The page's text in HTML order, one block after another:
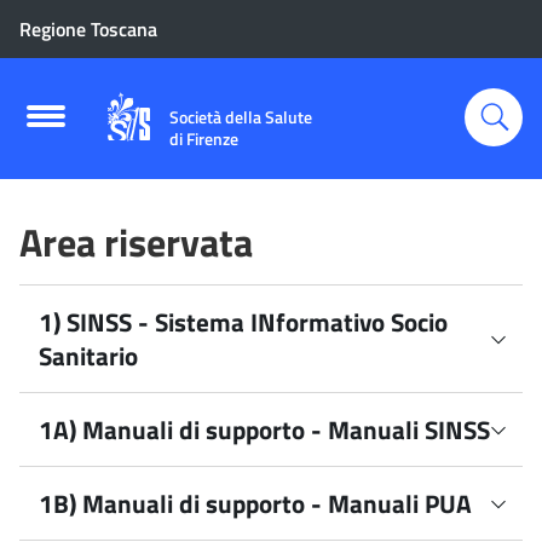
Regione Toscana
Società della Salute
di Firenze
Area riservata
1) SINSS - Sistema INformativo Socio
Sanitario
Accesso SINSS
1A) Manuali di supporto - Manuali SINSS
Manuale SINSS
1B) Manuali di supporto - Manuali PUA